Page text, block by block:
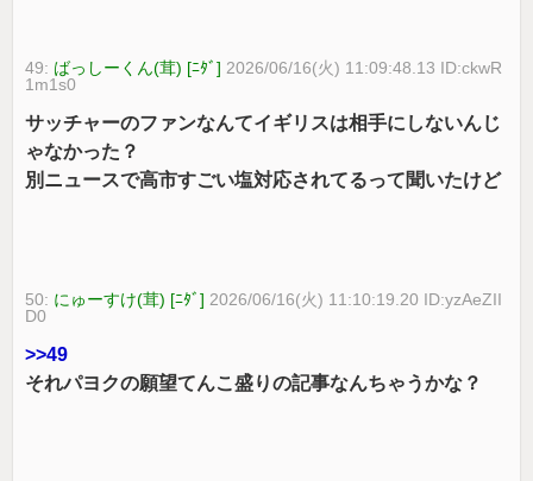
49: ばっしーくん(茸) [ﾆﾀﾞ] 2026/06/16(火) 11:09:48.13 ID:ckwR
1m1s0
サッチャーのファンなんてイギリスは相手にしないんじ
ゃなかった？
別ニュースで高市すごい塩対応されてるって聞いたけど
50: にゅーすけ(茸) [ﾆﾀﾞ] 2026/06/16(火) 11:10:19.20 ID:yzAeZII
D0
>>49
それパヨクの願望てんこ盛りの記事なんちゃうかな？